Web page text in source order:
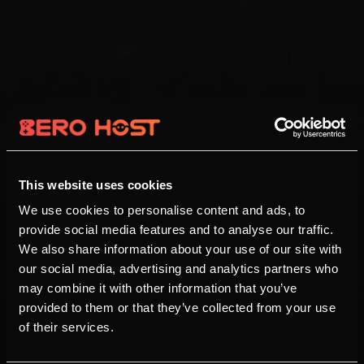
This website uses cookies
We use cookies to personalise content and ads, to
provide social media features and to analyse our traffic.
We also share information about your use of our site with
our social media, advertising and analytics partners who
may combine it with other information that you’ve
provided to them or that they’ve collected from your use
of their services.